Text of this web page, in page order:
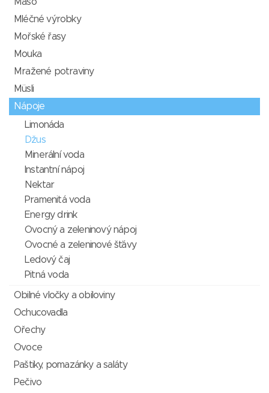
Maso
Mléčné výrobky
Mořské řasy
Mouka
Mražené potraviny
Müsli
Nápoje
Limonáda
Džus
Minerální voda
Instantní nápoj
Nektar
Pramenitá voda
Energy drink
Ovocný a zeleninový nápoj
Ovocné a zeleninové šťávy
Ledový čaj
Pitná voda
Obilné vločky a obiloviny
Ochucovadla
Ořechy
Ovoce
Paštiky, pomazánky a saláty
Pečivo